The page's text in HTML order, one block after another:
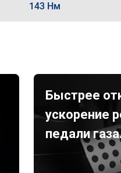
143 Нм
Быстрее
ускорение
педали